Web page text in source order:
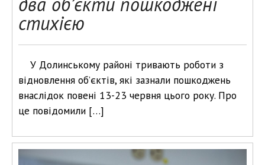
стихією
У Долинському районі тривають роботи з
відновлення об’єктів, які зазнали пошкоджень
внаслідок повені 13-23 червня цього року. Про
це повідомили […]